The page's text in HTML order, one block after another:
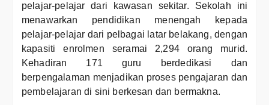
pelajar-pelajar dari kawasan sekitar. Sekolah ini
menawarkan pendidikan menengah kepada
pelajar-pelajar dari pelbagai latar belakang, dengan
kapasiti enrolmen seramai 2,294 orang murid.
Kehadiran 171 guru berdedikasi dan
berpengalaman menjadikan proses pengajaran dan
pembelajaran di sini berkesan dan bermakna.